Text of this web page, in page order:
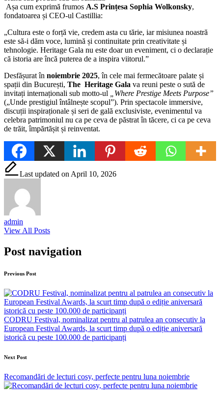
Așa cum exprimă frumos A.S Prințesa Sophia Wolkonsky,
fondatoarea și CEO-ul Castillia:
„Cultura este o forță vie, credem asta cu tărie, iar misiunea noastră
este să-i dăm voce, lumină și continuitate prin creativitate și
tehnologie. Heritage Gala nu este doar un eveniment, ci o declarație
că istoria are încă puterea de a inspira viitorul.”
Desfășurat în noiembrie 2025, în cele mai fermecătoare palate și
spații din București, The Heritage Gala va reuni peste o sută de
invitați internaționali sub motto-ul
„Where Prestige Meets Purpose”
(„Unde prestigiul întâlnește scopul”). Prin spectacole immersive,
discuții inspiraționale și seri de gală exclusiviste, evenimentul va
celebra patrimoniul nu ca pe ceva de păstrat în tăcere, ci ca pe ceva
de trăit, împărtășit și reinventat.
Last updated on April 10, 2026
admin
View All Posts
Post navigation
Previous Post
CODRU Festival, nominalizat pentru al patrulea an consecutiv la
European Festival Awards, la scurt timp după o ediție aniversară
istorică cu peste 100.000 de participanți
Next Post
Recomandări de lecturi cosy, perfecte pentru luna noiembrie